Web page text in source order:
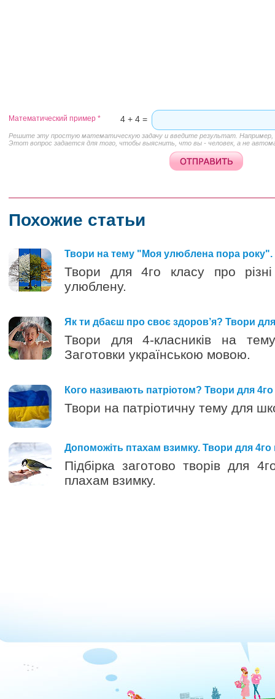
Этот вопрос задается для того, чтобы выяснить, что вы - человек, а не
Математический пример * 4 + 4 =
Решите эту простую математическую задачу и введите результат. Например,
Похожие статьи
Твори на тему "Моя улюблена пора року".
Твори для 4го класу про
улюблену.
Як ти дбаєш про своє здоров’я? Твори
Твори для 4-класників на
Заготовки українською мовою.
Кого називають патріотом? Твори для 4го
Твори на патріотичну тему для
Допоможіть птахам взимку. Твори для 4го
Підбірка заготово творів для
плахам взимку.